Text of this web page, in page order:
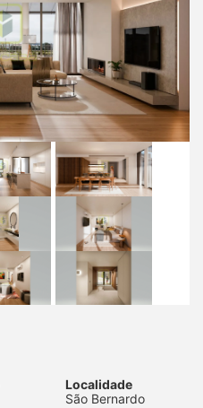
Localidade
São Bernardo